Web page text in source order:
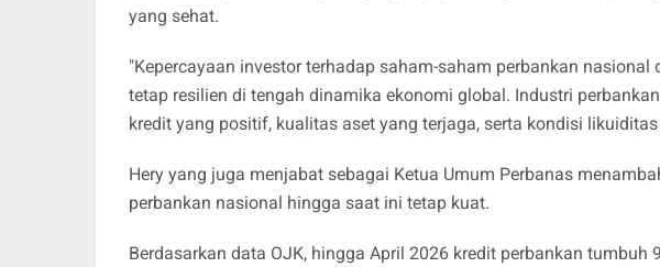
yang sehat.
"Kepercayaan investor terhadap saham-saham perbankan
tetap resilien di tengah dinamika ekonomi global. Industri
kredit yang positif, kualitas aset yang terjaga, serta kondisi
Hery yang juga menjabat sebagai Ketua Umum Perbanas
perbankan nasional hingga saat ini tetap kuat.
Berdasarkan data OJK, hingga April 2026 kredit perbankan tumbuh